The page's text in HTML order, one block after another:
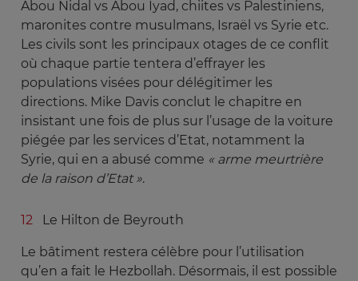
Abou Nidal vs Abou Iyad, chiites vs Palestiniens,
maronites contre musulmans, Israël vs Syrie etc.
Les civils sont les principaux otages de ce conflit
où chaque partie tentera d’effrayer les
populations visées pour délégitimer les
directions. Mike Davis conclut le chapitre en
insistant une fois de plus sur l’usage de la voiture
piégée par les services d’Etat, notamment la
Syrie, qui en a abusé comme « arme meurtrière
de la raison d’Etat ».
Le Hilton de Beyrouth
Le bâtiment restera célèbre pour l’utilisation
qu’en a fait le Hezbollah. Désormais, il est possible